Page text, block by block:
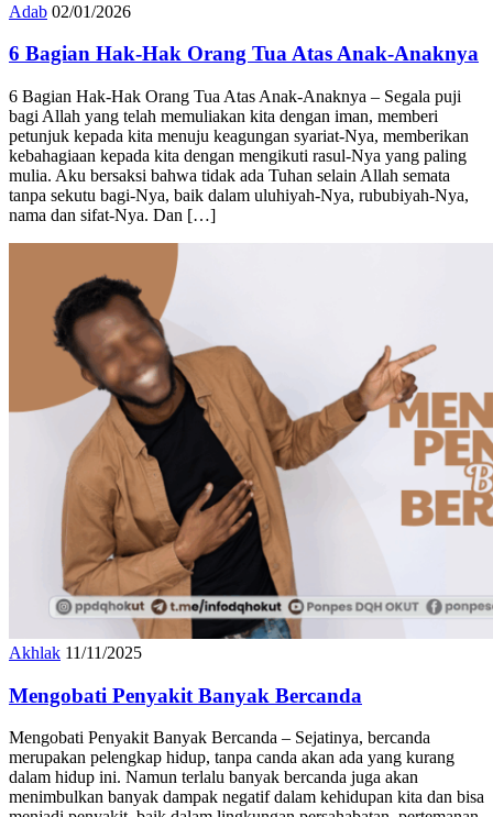
Adab 02/01/2026
6 Bagian Hak-Hak Orang Tua Atas Anak-Anaknya
6 Bagian Hak-Hak Orang Tua Atas Anak-Anaknya – Segala puji
bagi Allah yang telah memuliakan kita dengan iman, memberi
petunjuk kepada kita menuju keagungan syariat-Nya, memberikan
kebahagiaan kepada kita dengan mengikuti rasul-Nya yang paling
mulia. Aku bersaksi bahwa tidak ada Tuhan selain Allah semata
tanpa sekutu bagi-Nya, baik dalam uluhiyah-Nya, rububiyah-Nya,
nama dan sifat-Nya. Dan […]
Akhlak 11/11/2025
Mengobati Penyakit Banyak Bercanda
Mengobati Penyakit Banyak Bercanda – Sejatinya, bercanda
merupakan pelengkap hidup, tanpa canda akan ada yang kurang
dalam hidup ini. Namun terlalu banyak bercanda juga akan
menimbulkan banyak dampak negatif dalam kehidupan kita dan bisa